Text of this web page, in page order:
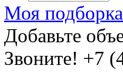
Моя подборка
Добавьте
Звоните! +7